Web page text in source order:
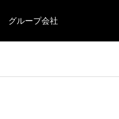
グループ会社